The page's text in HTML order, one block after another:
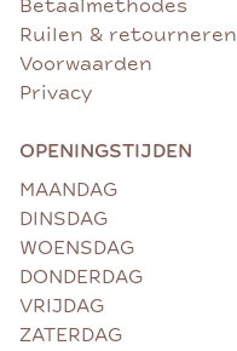
Betaalmethodes
Ruilen & retourneren
Voorwaarden
Privacy
OPENINGSTIJDEN
MAANDAG
DINSDAG
WOENSDAG
DONDERDAG
VRIJDAG
ZATERDAG